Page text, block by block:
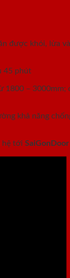
được khói, lửa
45 phút
1800 – 3000mm;
khả năng
hệ tới SaiGonDoor